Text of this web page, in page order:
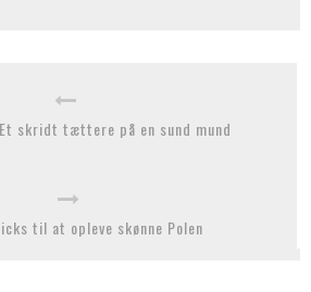
skridt tættere på en sund mund
til at opleve skønne Polen